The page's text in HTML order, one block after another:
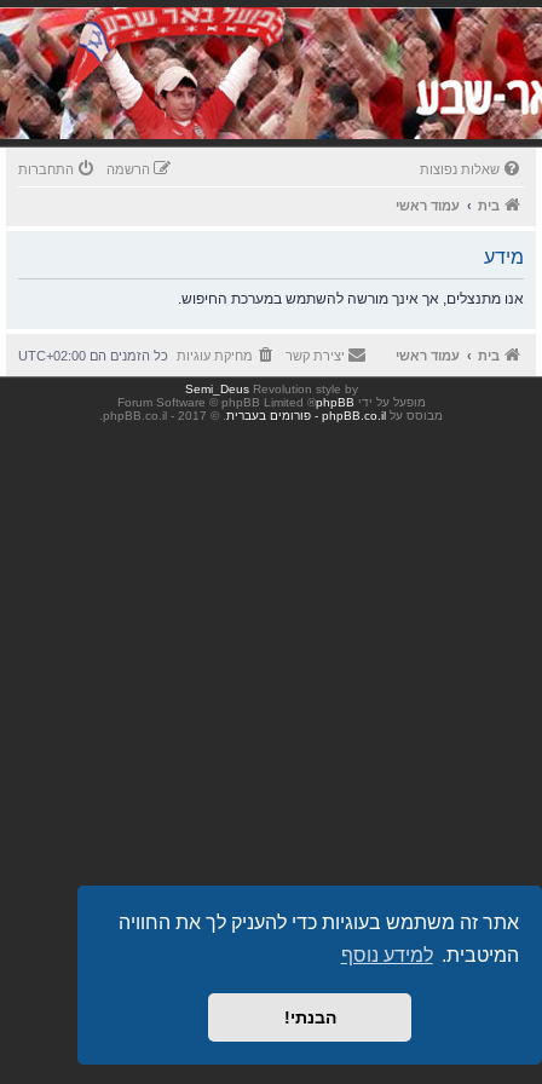
אתר זה משתמש בעוגיות כדי להעניק לך את החוויה
המיטבית. למידע נוסף
הבנתי!
שאלות נפוצות התחברות הרשמה
בית עמוד ראשי
מידע
אנו מתנצלים, אך אינך מורשה להשתמש במערכת החיפוש.
בית עמוד ראשי כל הזמנים הם UTC+02:00 מחיקת עוגיות יצירת קשר
Revolution style by
Semi_Deus
מופעל על ידי phpBB
® Forum Software © phpBB Limited
מבוסס על phpBB.co.il - פורומים בעברית . © 2017 - phpBB.co.il.